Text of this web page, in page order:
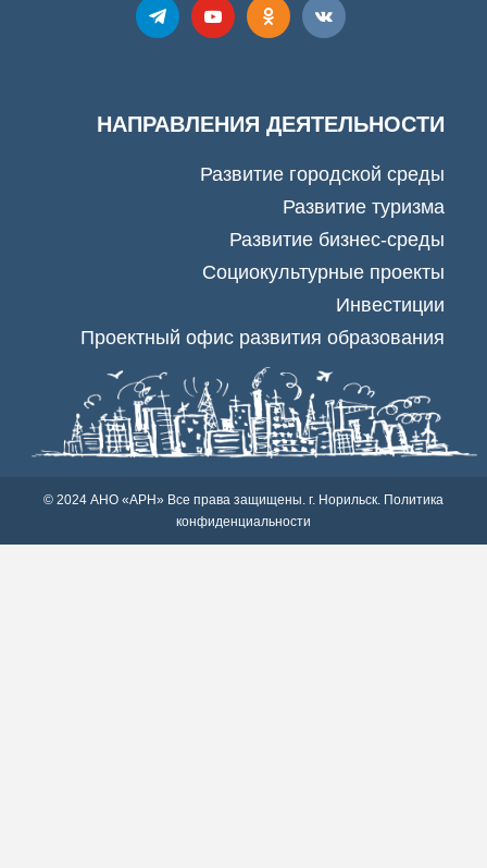
НАПРАВЛЕНИЯ ДЕЯТЕЛЬНОСТИ
Развитие городской среды
Развитие туризма
Развитие бизнес-среды
Социокультурные проекты
Инвестиции
Проектный офис развития образования
© 2024 АНО «АРН» Все права защищены. г. Норильск. Политика
конфиденциальности